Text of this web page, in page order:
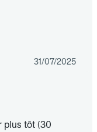
31/07/2025
plus tôt (30